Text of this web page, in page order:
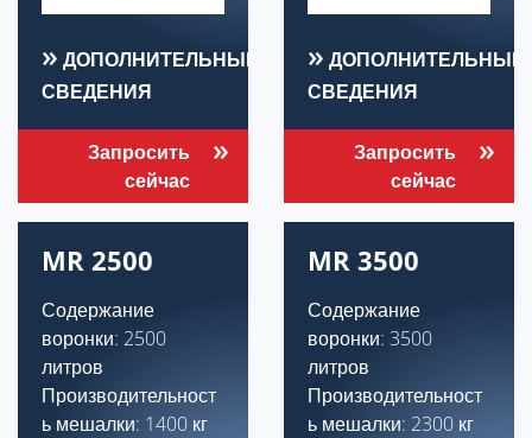
ДОПОЛНИТЕЛЬНЫЕ
СВЕДЕНИЯ
Запросить
сейчас
ДОПОЛНИТЕЛЬНЫЕ
СВЕДЕНИЯ
Запросить
сейчас
MR 2500
Содержание
воронки: 2500
литров
Производительност
ь мешалки: 1400 кг
MR 3500
Содержание
воронки: 3500
литров
Производительност
ь мешалки: 2300 кг